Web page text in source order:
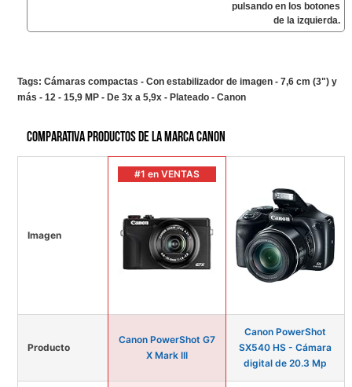
pulsando en los botones
de la izquierda.
Tags: Cámaras compactas - Con estabilizador de imagen - 7,6 cm (3") y
más - 12 - 15,9 MP - De 3x a 5,9x - Plateado - Canon
Comparativa productos de la marca Canon
Imagen
#1 en VENTAS
Producto
Canon PowerShot G7
X Mark III
Canon PowerShot
SX540 HS - Cámara
digital de 20.3 Mp